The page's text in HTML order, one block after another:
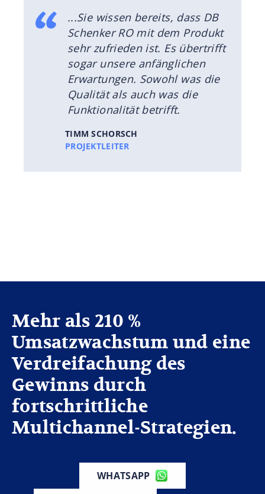
...Sie wissen bereits, dass DB
Schenker RO mit dem Produkt
sehr zufrieden ist. Es übertrifft
sogar unsere anfänglichen
Erwartungen. Sowohl was die
Qualität als auch was die
Funktionalität betrifft.
TIMM SCHORSCH
PROJEKTLEITER
Mehr als 210 %
Umsatzwachstum und eine
Verdreifachung des
Gewinns durch
fortschrittliche
Multichannel-Strategien.
WHATSAPP